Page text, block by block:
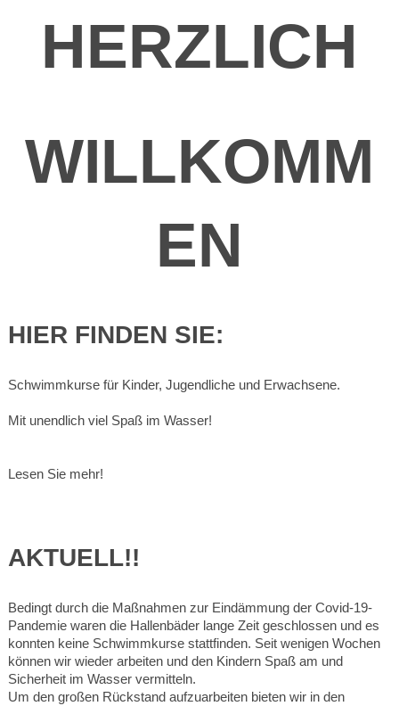
HERZLICH
WILLKOMM
EN
HIER FINDEN SIE:
Schwimmkurse für Kinder, Jugendliche und Erwachsene.
Mit unendlich viel Spaß im Wasser!
Lesen Sie mehr!
AKTUELL!!
Bedingt durch die Maßnahmen zur Eindämmung der Covid-19-
Pandemie waren die Hallenbäder lange Zeit geschlossen und es
konnten keine Schwimmkurse stattfinden. Seit wenigen Wochen
können wir wieder arbeiten und den Kindern Spaß am und
Sicherheit im Wasser vermitteln.
Um den großen Rückstand aufzuarbeiten bieten wir in den